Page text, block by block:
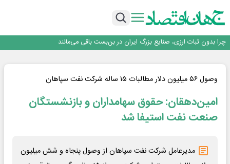
روزنامه ۱۷ مرداد
چرا بدون ثبات ارزی، صنایع بزرگ ایران در بن‌بست باقی می‌مانند
روزنامه ۱۷ مرداد
وصول ۵۶ میلیون دلار مطالبات ۱۵ ساله شرکت نفت سپاهان
امین‌دهقان: حقوق سهامداران و بازنشستگان
صنعت نفت استیفا شد
مدیرعامل شرکت نفت سپاهان از وصول پنجاه و شش میلیون